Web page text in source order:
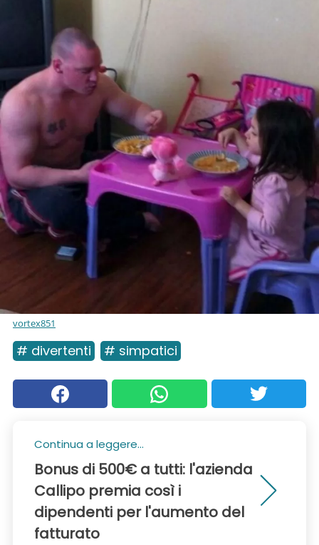
vortex851
# divertenti # simpatici
Continua a leggere...
Bonus di 500€ a tutti: l'azienda
Callipo premia così i
dipendenti per l'aumento del
fatturato